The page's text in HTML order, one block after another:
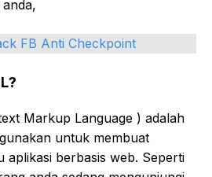
FB Anti Checkpoint
Markup Language ) adalah
untuk membuat
aplikasi berbasis web. Seperti